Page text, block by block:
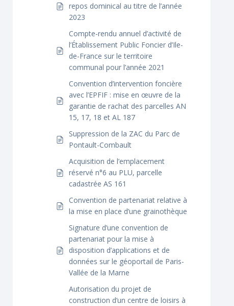
repos dominical au titre de l’année
2023
Compte-rendu annuel d’activité de
l’Établissement Public Foncier d’Ile-
de-France sur le territoire
communal pour l’année 2021
Convention d’intervention foncière
avec l’EPFIF : mise en œuvre de la
garantie de rachat des parcelles AN
15, 17, 18 et AL 187
Suppression de la ZAC du Parc de
Pontault-Combault
Acquisition de l’emplacement
réservé n°6 au PLU, parcelle
cadastrée AS 161
Convention de partenariat relative à
la mise en place d’une grainothèque
Signature d’une convention de
partenariat pour la mise à
disposition d’applications et de
données sur le géoportail de Paris-
Vallée de la Marne
Autorisation du projet de
construction d’un centre de loisirs à